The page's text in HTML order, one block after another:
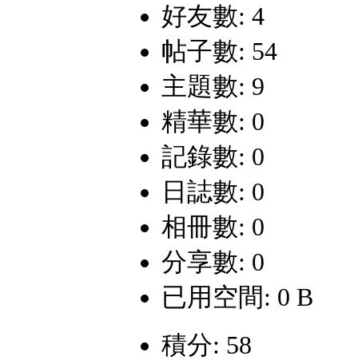
好友數: 4
帖子數: 54
主題數: 9
精華數: 0
記錄數: 0
日誌數: 0
相冊數: 0
分享數: 0
已用空間: 0 B
積分: 58